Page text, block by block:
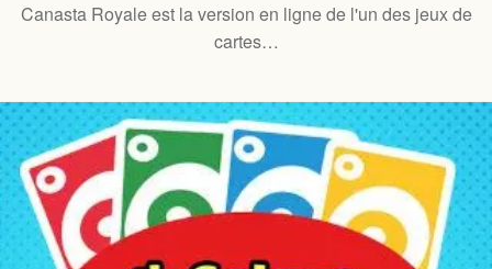
Canasta Royale est la version en ligne de l'un des jeux de
cartes…